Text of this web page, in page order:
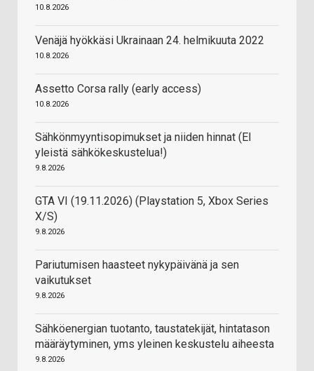
10.8.2026
Venäjä hyökkäsi Ukrainaan 24. helmikuuta 2022
10.8.2026
Assetto Corsa rally (early access)
10.8.2026
Sähkönmyyntisopimukset ja niiden hinnat (EI
yleistä sähkökeskustelua!)
9.8.2026
GTA VI (19.11.2026) (Playstation 5, Xbox Series
X/S)
9.8.2026
Pariutumisen haasteet nykypäivänä ja sen
vaikutukset
9.8.2026
Sähköenergian tuotanto, taustatekijät, hintatason
määräytyminen, yms yleinen keskustelu aiheesta
9.8.2026